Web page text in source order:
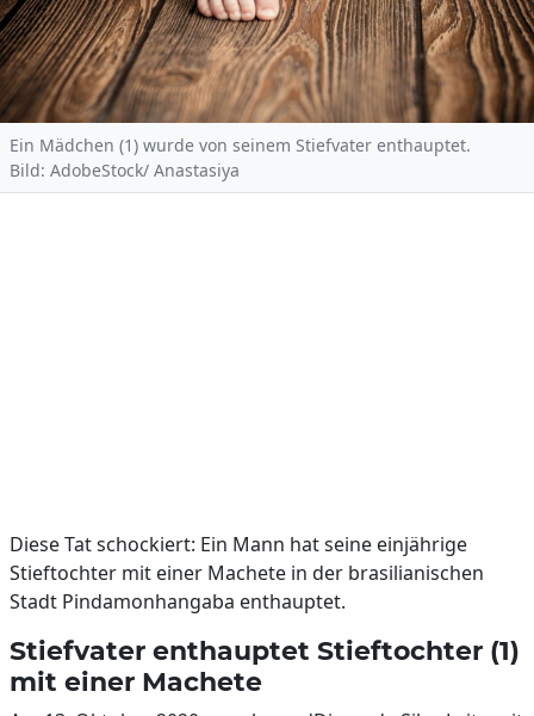
Ein Mädchen (1) wurde von seinem Stiefvater enthauptet.
Bild: AdobeStock/ Anastasiya
Diese Tat schockiert: Ein Mann hat seine einjährige
Stieftochter mit einer Machete in der brasilianischen
Stadt Pindamonhangaba enthauptet.
Stiefvater enthauptet Stieftochter (1)
mit einer Machete